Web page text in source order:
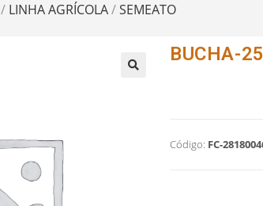
/ LINHA AGRÍCOLA/SEMEATO
BUCHA-
Código: FC-